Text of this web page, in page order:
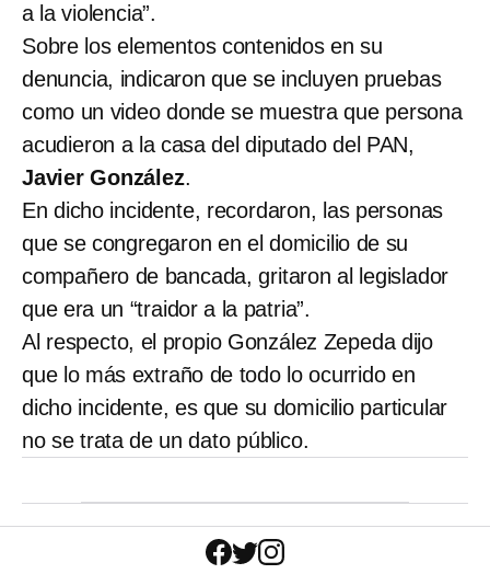
a la violencia”.
Sobre los elementos contenidos en su
denuncia, indicaron que se incluyen pruebas
como un video donde se muestra que persona
acudieron a la casa del diputado del PAN,
Javier González.
En dicho incidente, recordaron, las personas
que se congregaron en el domicilio de su
compañero de bancada, gritaron al legislador
que era un “traidor a la patria”.
Al respecto, el propio González Zepeda dijo
que lo más extraño de todo lo ocurrido en
dicho incidente, es que su domicilio particular
no se trata de un dato público.